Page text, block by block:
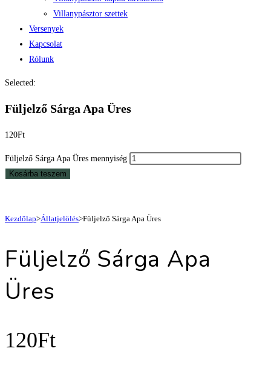
Villanypásztor szettek
Versenyek
Kapcsolat
Rólunk
Selected:
Füljelző Sárga Apa Üres
120Ft
Füljelző Sárga Apa Üres mennyiség
Kosárba teszem
Kezdőlap>Állatjelölés>Füljelző Sárga Apa Üres
Füljelző Sárga Apa
Üres
120Ft